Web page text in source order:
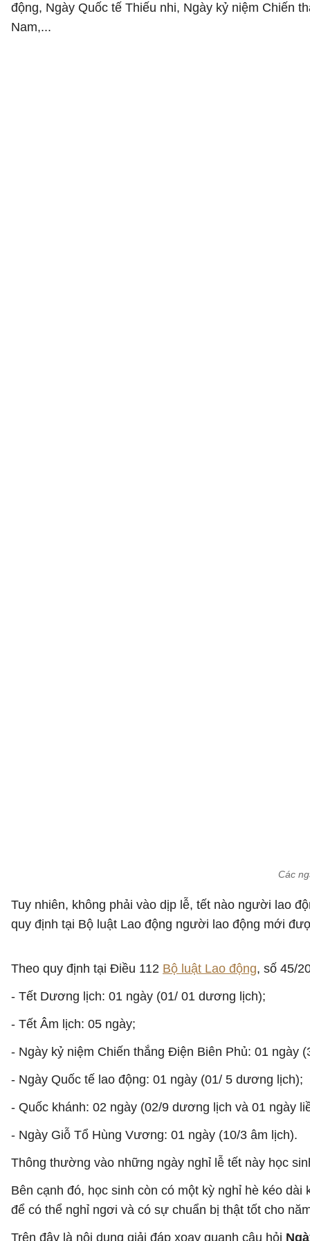
động, Ngày Quốc tế Thiếu nhi, Ngày kỷ niệm Chiến
Nam,...
Các
Tuy nhiên, không phải vào dịp lễ, tết nào người lao
quy định tại Bộ luật Lao động người lao động mới
Theo quy định tại Điều 112 Bộ luật Lao động, số 45/
- Tết Dương lịch: 01 ngày (01/ 01 dương lịch);
- Tết Âm lịch: 05 ngày;
- Ngày kỷ niệm Chiến thắng Điện Biên Phủ: 01 ngày
- Ngày Quốc tế lao động: 01 ngày (01/ 5 dương lịch);
- Quốc khánh: 02 ngày (02/9 dương lịch và 01 ngày
- Ngày Giỗ Tổ Hùng Vương: 01 ngày (10/3 âm lịch).
Thông thường vào những ngày nghỉ lễ tết này học
Bên cạnh đó, học sinh còn có một kỳ nghỉ hè kéo
để có thể nghỉ ngơi và có sự chuẩn bị thật tốt cho
Trên đây là nội dung giải đáp xoay quanh câu hỏi